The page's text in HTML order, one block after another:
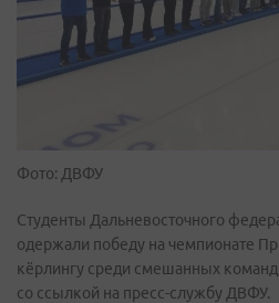
Фото: ДВФУ
Студенты Дальневосточного
одержали победу на чемпионате
кёрлингу среди смешанных
со ссылкой на пресс-службу ДВФУ.